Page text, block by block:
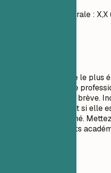
Moyenne générale :
Listez votre diplôme le plus
avez une expérience
la section éducation brève.
générale uniquement si elle
êtes un jeune diplômé.
pertinents, les projets